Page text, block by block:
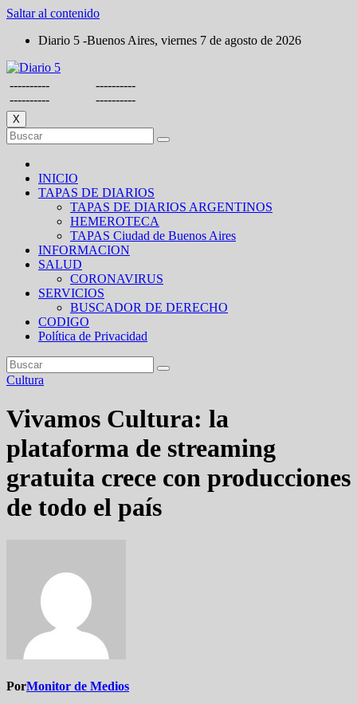
Saltar al contenido
Diario 5 -Buenos Aires, viernes 7 de agosto de 2026
----------
----------
----------
----------
X
INICIO
TAPAS DE DIARIOS
TAPAS DE DIARIOS ARGENTINOS
HEMEROTECA
TAPAS Ciudad de Buenos Aires
INFORMACION
SALUD
CORONAVIRUS
SERVICIOS
BUSCADOR DE DERECHO
CODIGO
Política de Privacidad
Cultura
Vivamos Cultura: la
plataforma de streaming
gratuita crece con producciones
de todo el país
PorMonitor de Medios